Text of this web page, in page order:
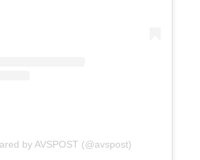
by AVSPOST (@avspost)